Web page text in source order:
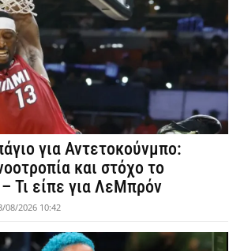
για Αντετοκούνμπο:
και στόχο το
Τι είπε για ΛεΜπρόν
08/2026 10:42